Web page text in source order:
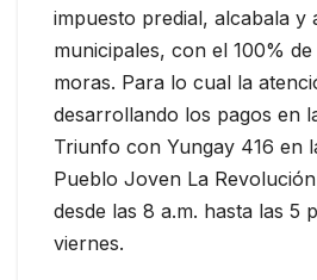
impuesto predial, alcabala y
municipales, con el 100%
moras. Para lo cual la
desarrollando los pagos en
Triunfo con Yungay 416 en
Pueblo Joven La
desde las 8 a.m. hasta las 5
viernes.